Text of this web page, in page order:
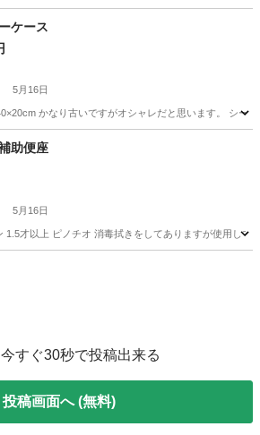
ケース
5月16日
かなり古いですがオシャレだと思います。 シー
キャリー
助便座
5月16日
1.5才以上 ピノチオ 消毒拭きをしてありますが使用し
すぐ30秒で投稿出来る
投稿画面へ (無料)